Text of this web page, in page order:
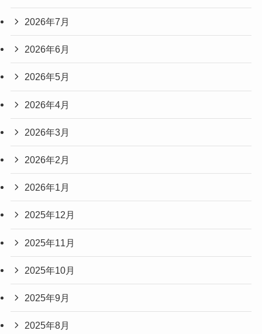
2026年7月
2026年6月
2026年5月
2026年4月
2026年3月
2026年2月
2026年1月
2025年12月
2025年11月
2025年10月
2025年9月
2025年8月